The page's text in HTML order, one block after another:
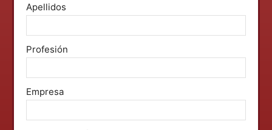
Apellidos
Profesión
Empresa